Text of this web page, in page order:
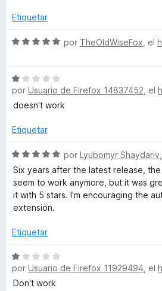
d
5
l
r
o
n
1
e
Etiquetar
S
a
l
o
ó
o
n
5
d
e
por TheOldWiseFox , el
S
e
v
l
r
ó
c
o
n
d
5
por Usuario de Firefox 14837452 , el
doesn't work
Etiquetar
S
e
v
a
r
c
o
n
por Lyubomyr Shaydariv
Six years after the latest release,
seem to work anymore, but it was
it with 5 stars. I'm encouraging the
extension.
Etiquetar
S
e
v
por Usuario de Firefox 11929494 , el
Don't work